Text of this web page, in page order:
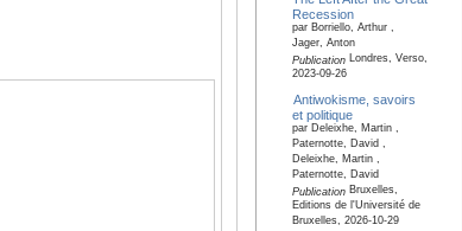
Recession
par Borriello, Arthur ,
Jager, Anton
PublicationLondres, Verso,
2023-09-26
Antiwokisme, savoirs
et politique
par Deleixhe, Martin ,
Paternotte, David ,
Deleixhe, Martin ,
Paternotte, David
PublicationBruxelles,
Editions de l'Université de
Bruxelles, 2026-10-29